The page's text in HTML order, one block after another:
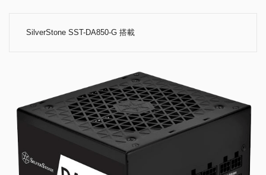
SilverStone SST-DA850-G 搭載